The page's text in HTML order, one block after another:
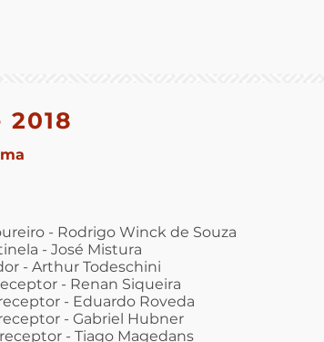
2018
- Rodrigo Winck de Souza
- José Mistura
- Arthur Todeschini
- Renan Siqueira
- Eduardo Roveda
- Gabriel Hubner
- Tiago Magedans